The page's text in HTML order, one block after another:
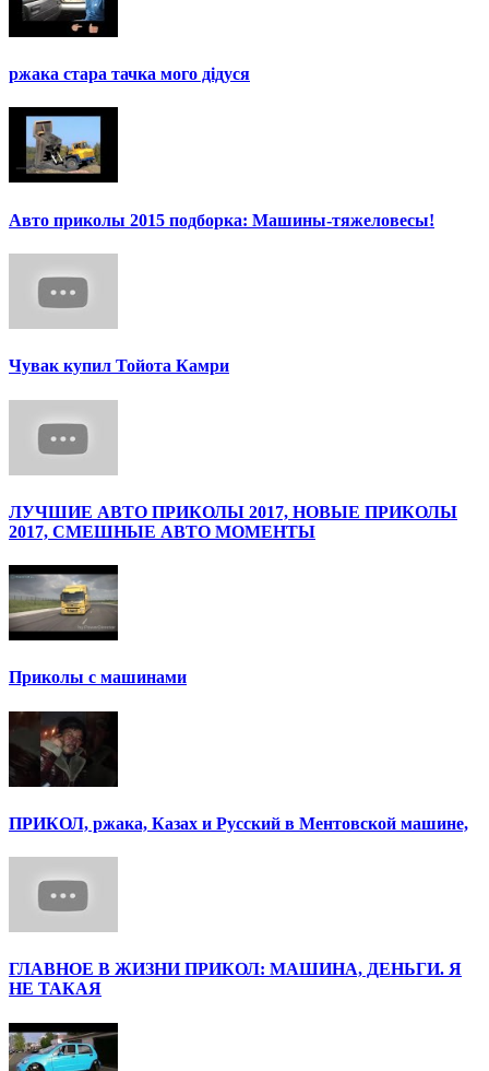
ржака стара тачка мого дідуся
Авто приколы 2015 подборка: Машины-тяжеловесы!
Чувак купил Тойота Камри
ЛУЧШИЕ АВТО ПРИКОЛЫ 2017, НОВЫЕ ПРИКОЛЫ
2017, СМЕШНЫЕ АВТО МОМЕНТЫ
Приколы с машинами
ПРИКОЛ, ржака, Казах и Русский в Ментовской машине,
ГЛАВНОЕ В ЖИЗНИ ПРИКОЛ: МАШИНА, ДЕНЬГИ. Я
НЕ ТАКАЯ